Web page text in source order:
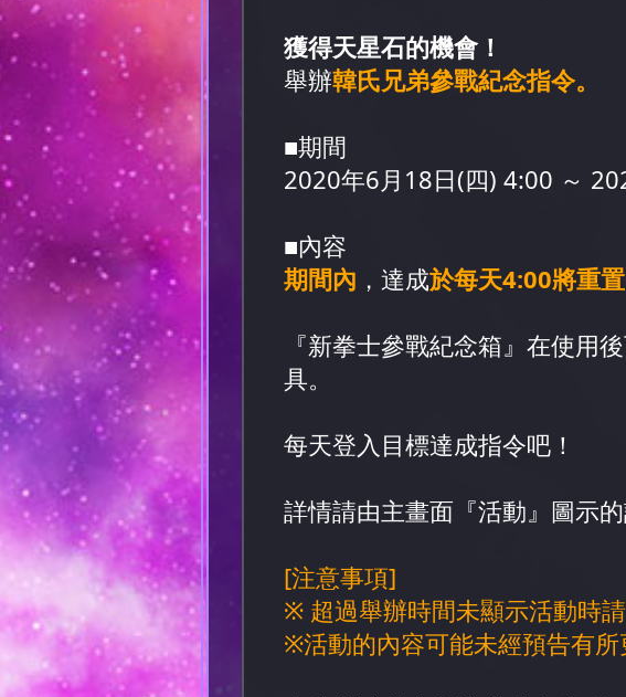
獲得天星石的機會！
舉辦韓氏兄弟參戰紀念指令。
■期間
2020年6月18日(四) 4:00 ～
■內容
期間內 ，達成於每天4:00將重置
『新拳士參戰紀念箱』在使用
具。
每天登入目標達成指令吧！
詳情請由主畫面『活動』圖示的
[注意事項]
※ 超過舉辦時間未顯示活動時請
※活動的內容可能未經預告有所